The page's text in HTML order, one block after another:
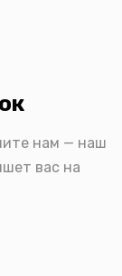
нам — наш
вас на